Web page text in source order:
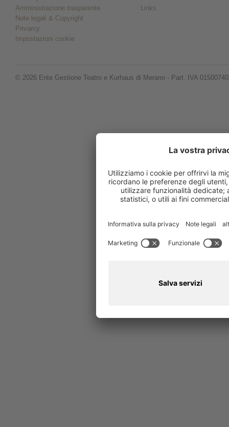
Amministrazione trasparente
Note legali & Copyright
Privarcy
Impostazioni cookie
Links
© 2026 Ente Gestione Teatro e Kurhaus di Merano - Part. IVA